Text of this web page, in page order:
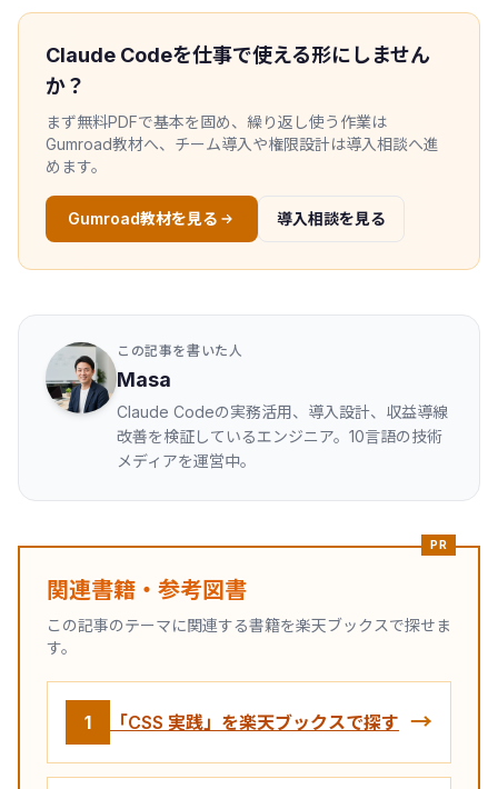
Claude Codeを仕事で使える形にしません
か？
まず無料PDFで基本を固め、繰り返し使う作業は
Gumroad教材へ、チーム導入や権限設計は導入相談へ進
めます。
Gumroad教材を見る 導入相談を見る
この記事を書いた人
Masa
Claude Codeの実務活用、導入設計、収益導線
改善を検証しているエンジニア。10言語の技術
メディアを運営中。
PR
関連書籍・参考図書
この記事のテーマに関連する書籍を楽天ブックスで探せま
す。
1 「CSS 実践」を楽天ブックスで探す →